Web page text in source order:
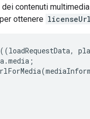
contenuti
per ottenere licenseUrl
((loadRequestData,
.media ;
(